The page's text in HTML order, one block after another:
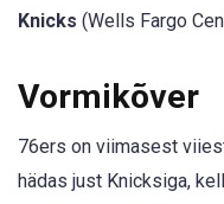
Knicks (Wells Fargo
Vormikõver
76ers on viimasest
hädas just Knicksiga,